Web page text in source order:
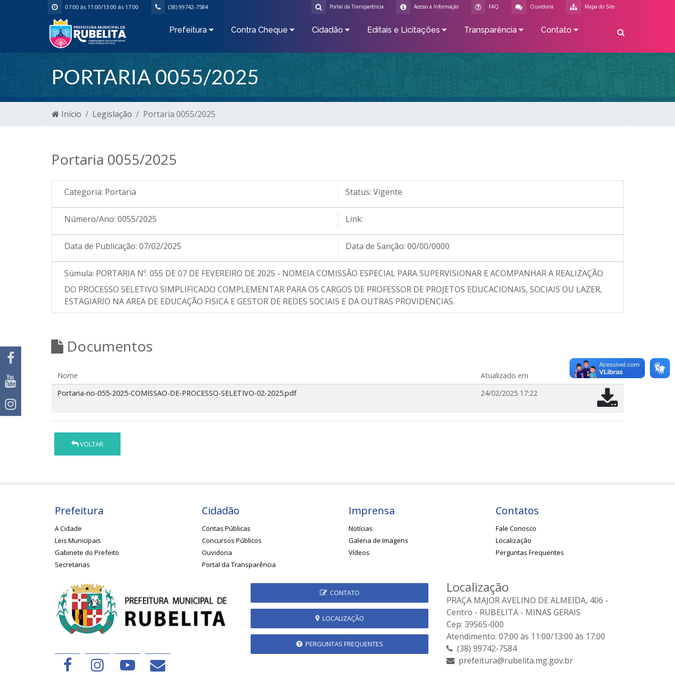
07:00 às 11:00/13:00 às 17:00 (38) 99742-7584 Mapa do Site
Ouvidoria
FAQ
Acesso à Informação
Portal da Transparência
Prefeitura Contra Cheque Cidadão Editais e Licitações Transparência Contato
PORTARIA 0055/2025
Início Legislação Portaria 0055/2025
Portaria 0055/2025
Categoria: Portaria Status: Vigente
Número/Ano: 0055/2025 Link:
Data de Publicação: 07/02/2025 Data de Sanção: 00/00/0000
Súmula: PORTARIA Nº. 055 DE 07 DE FEVEREIRO DE 2025 - NOMEIA COMISSÃO ESPECIAL PARA SUPERVISIONAR E ACOMPANHAR A REALIZAÇÃO
DO PROCESSO SELETIVO SIMPLIFICADO COMPLEMENTAR PARA OS CARGOS DE PROFESSOR DE PROJETOS EDUCACIONAIS, SOCIAIS OU LAZER,
ESTAGIARIO NA AREA DE EDUCAÇÃO FISICA E GESTOR DE REDES SOCIAIS E DA OUTRAS PROVIDENCIAS.
Documentos
Nome
Atualizado em
Portaria-no-055-2025-COMISSAO-DE-PROCESSO-SELETIVO-02-2025.pdf
24/02/2025 17:22
VOLTAR
Prefeitura
A Cidade
Leis Municipais
Gabinete do Prefeito
Secretarias
Cidadão
Contas Públicas
Concursos Públicos
Ouvidoria
Portal da Transparência
Imprensa
Notícias
Galeria de Imagens
Vídeos
Contatos
Fale Conosco
Localização
Perguntas Frequentes
CONTATO
LOCALIZAÇÃO
PERGUNTAS FREQUENTES
Localização
PRAÇA MAJOR AVELINO DE ALMEIDA, 406 -
Centro - RUBELITA - MINAS GERAIS
Cep: 39565-000
Atendimento: 07:00 às 11:00/13:00 às 17:00
(38) 99742-7584
prefeitura@rubelita.mg.gov.br